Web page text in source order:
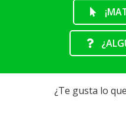
¿Te gusta lo